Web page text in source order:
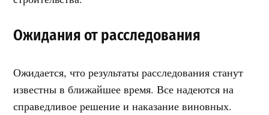
Ожидания от расследования
Ожидается, что результаты расследования станут
известны в ближайшее время. Все надеются на
справедливое решение и наказание виновных.